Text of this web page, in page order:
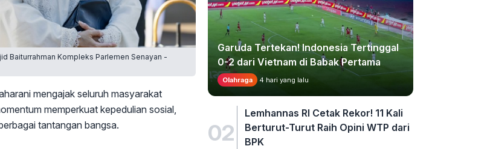
Baiturrahman Kompleks Parlemen Senayan -
mengajak seluruh masyarakat
memperkuat kepedulian sosial,
tantangan bangsa.
Garuda Tertekan! Indonesia Tertinggal
0-2 dari Vietnam di Babak Pertama
Olahraga 4 hari yang lalu
02
Lemhannas RI Cetak Rekor! 11 Kali
Berturut-Turut Raih Opini WTP dari
BPK